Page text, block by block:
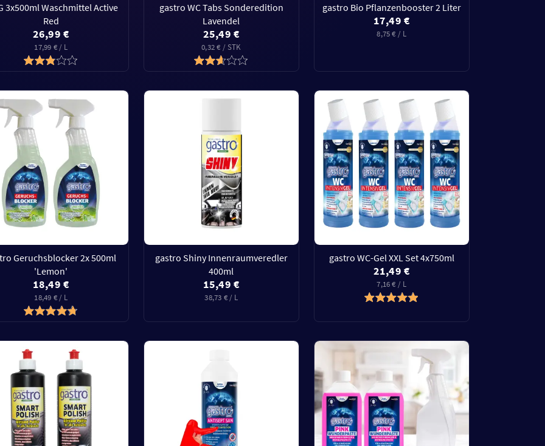
3x500ml Waschmittel Active
Red
26,99 €
17,99 € / L
gastro WC Tabs Sonderedition
Lavendel
25,49 €
0,32 € / STK
gastro Bio Pflanzenbooster 2 Liter
17,49 €
8,75 € / L
Geruchsblocker 2x 500ml
'Lemon'
18,49 €
18,49 € / L
gastro Shiny Innenraumveredler
400ml
15,49 €
38,73 € / L
gastro WC-Gel XXL Set 4x750ml
21,49 €
7,16 € / L